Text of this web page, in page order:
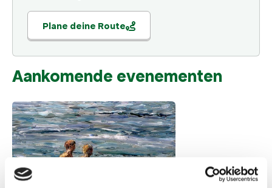
Plane deine Route
Aankomende evenementen